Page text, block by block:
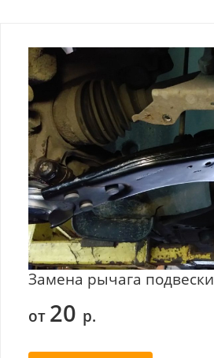
Замена рычага подвески
от 20 р.